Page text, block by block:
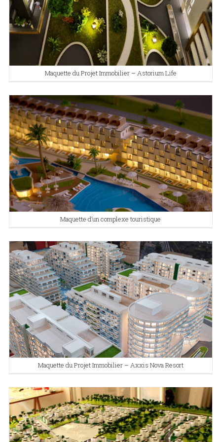
Maquette du Projet Immobilier – Astorium Life
Maquette d’un complexe touristique
Maquette du Projet Immobilier – Axxis Nova Resort